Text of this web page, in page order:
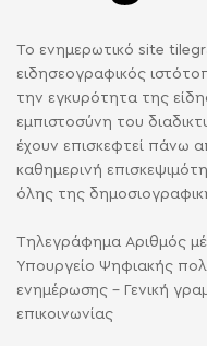
Το ενημερωτικό site
ειδησεογραφικός
την εγκυρότητα της
εμπιστοσύνη του
έχουν επισκεφτεί πάνω
καθημερινή
όλης της
Τηλεγράφημα Αριθμός
Υπουργείο Ψηφιακής
ενημέρωσης - Γενική
επικοινωνίας